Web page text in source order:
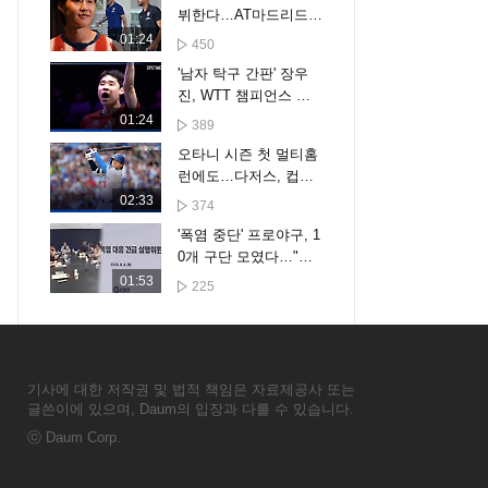
01:24
뷔한다…AT마드리드
투어 명단 확정, 오늘
450
01:24
'남자 탁구 간판' 장우
진, WTT 챔피언스 요
코하마 16강 진출 [스
389
02:33
오타니 시즌 첫 멀티홈
런에도…다저스, 컵스
에 6-7 패하며 6연패 수
374
01:53
'폭염 중단' 프로야구, 1
0개 구단 모였다…"더
세분화한 대책 만든다"
225
기사에 대한 저작권 및 법적 책임은 자료제공사 또는
글쓴이에 있으며, Daum의 입장과 다를 수 있습니다.
ⓒ Daum Corp.